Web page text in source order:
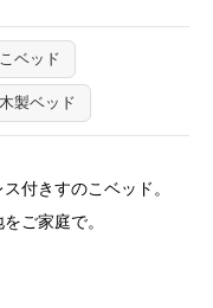
ベッド
木製ベッド
付きすのこベッド。
ご家庭で。